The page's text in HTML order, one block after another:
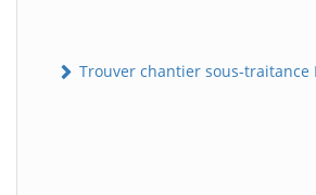
Trouver chantier sous-traitance